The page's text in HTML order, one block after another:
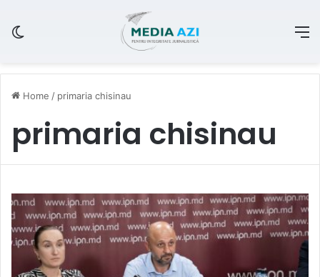
Home / primaria chisinau
primaria chisinau